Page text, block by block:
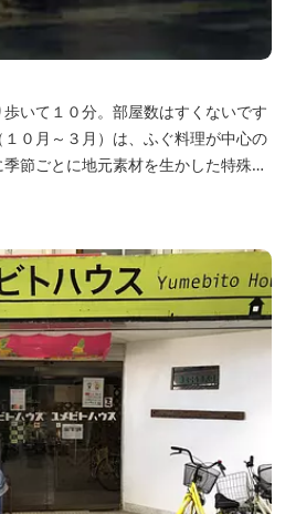
いて１０分。部屋数はすくないです
０月～３月）は、ふぐ料理が中心の
節ごとに地元素材を生かした特殊料